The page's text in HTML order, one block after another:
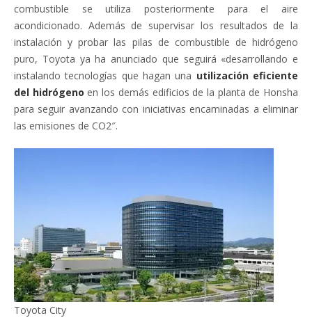
combustible se utiliza posteriormente para el aire
acondicionado. Además de supervisar los resultados de la
instalación y probar las pilas de combustible de hidrógeno
puro, Toyota ya ha anunciado que seguirá «desarrollando e
instalando tecnologías que hagan una utilización eficiente
del hidrógeno en los demás edificios de la planta de Honsha
para seguir avanzando con iniciativas encaminadas a eliminar
las emisiones de CO2″.
Toyota City